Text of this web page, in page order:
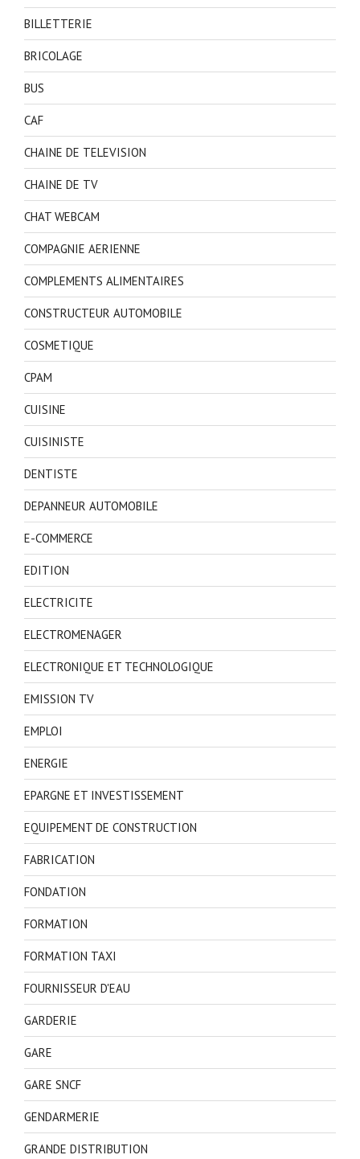
BILLETTERIE
BRICOLAGE
BUS
CAF
CHAINE DE TELEVISION
CHAINE DE TV
CHAT WEBCAM
COMPAGNIE AERIENNE
COMPLEMENTS ALIMENTAIRES
CONSTRUCTEUR AUTOMOBILE
COSMETIQUE
CPAM
CUISINE
CUISINISTE
DENTISTE
DEPANNEUR AUTOMOBILE
E-COMMERCE
EDITION
ELECTRICITE
ELECTROMENAGER
ELECTRONIQUE ET TECHNOLOGIQUE
EMISSION TV
EMPLOI
ENERGIE
EPARGNE ET INVESTISSEMENT
EQUIPEMENT DE CONSTRUCTION
FABRICATION
FONDATION
FORMATION
FORMATION TAXI
FOURNISSEUR D'EAU
GARDERIE
GARE
GARE SNCF
GENDARMERIE
GRANDE DISTRIBUTION